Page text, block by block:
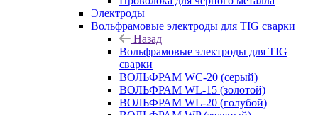
Электроды
Вольфрамовые электроды для TIG сварки
Назад
Вольфрамовые электроды для TIG
сварки
ВОЛЬФРАМ WC-20 (серый)
ВОЛЬФРАМ WL-15 (золотой)
ВОЛЬФРАМ WL-20 (голубой)